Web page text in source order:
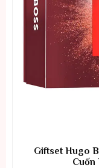
Giftset Hugo
Cuốn